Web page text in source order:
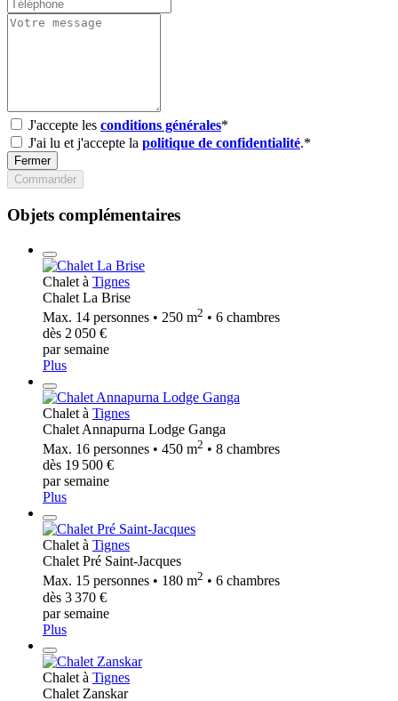
J'accepte les conditions générales*
J'ai lu et j'accepte la politique de confidentialité.*
Fermer
Commander
Objets complémentaires
Chalet à Tignes
Chalet La Brise
Max. 14 personnes • 250 m2 • 6 chambres
dès 2 050 €
par semaine
Plus
Chalet à Tignes
Chalet Annapurna Lodge Ganga
Max. 16 personnes • 450 m2 • 8 chambres
dès 19 500 €
par semaine
Plus
Chalet à Tignes
Chalet Pré Saint-Jacques
Max. 15 personnes • 180 m2 • 6 chambres
dès 3 370 €
par semaine
Plus
Chalet à Tignes
Chalet Zanskar